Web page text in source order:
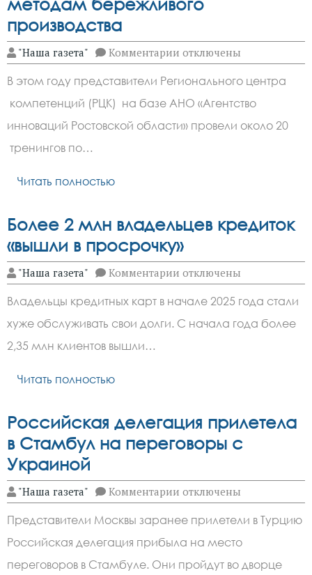
производства
"Наша газета" Комментарии к
записи
донских
предприятий
будет
доступно
обучение
отключены
В этом году представители Регионального центра
компетенций (РЦК) на базе АНО «Агентство
инноваций Ростовской области» провели около 20
тренингов по…
Читать полностью
Более 2 млн владельцев кредиток
«вышли в просрочку»
"Наша газета" Комментарии к
записи
2
млн
владельцев
отключены
Владельцы кредитных карт в начале 2025 года стали
хуже обслуживать свои долги. С начала года более
2,35 млн клиентов вышли…
Читать полностью
Российская делегация прилетела
в Стамбул на переговоры с
Украиной
"Наша газета" Комментарии к
записи
делегация
прилетела
в
Стамбул
отключены
Представители Москвы заранее прилетели в Турцию
Российская делегация прибыла на место
переговоров в Стамбуле. Они пройдут во дворце